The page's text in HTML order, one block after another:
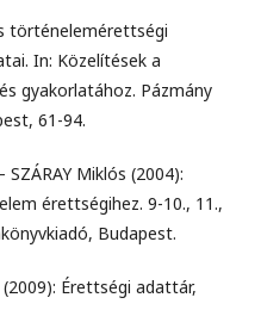
történelemérettségi
In: Közelítések a
gyakorlatához. Pázmány
61-94.
Miklós (2004):
érettségihez. 9-10., 11.,
Budapest.
(2009): Érettségi adattár,